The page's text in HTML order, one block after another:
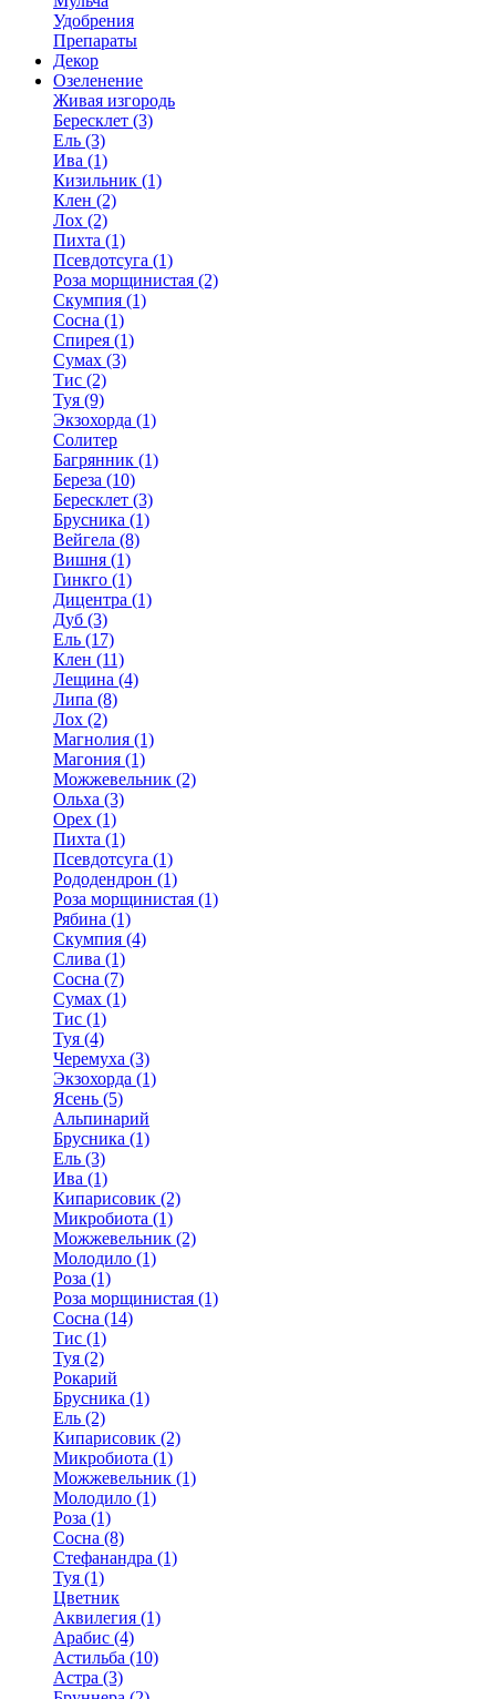
Удобрения
Препараты
Декор
Озеленение
Живая изгородь
Бересклет (3)
Ель (3)
Ива (1)
Кизильник (1)
Клен (2)
Лох (2)
Пихта (1)
Псевдотсуга (1)
Роза морщинистая (2)
Скумпия (1)
Сосна (1)
Спирея (1)
Сумах (3)
Тис (2)
Туя (9)
Экзохорда (1)
Солитер
Багрянник (1)
Береза (10)
Бересклет (3)
Брусника (1)
Вейгела (8)
Вишня (1)
Гинкго (1)
Дицентра (1)
Дуб (3)
Ель (17)
Клен (11)
Лещина (4)
Липа (8)
Лох (2)
Магнолия (1)
Магония (1)
Можжевельник (2)
Ольха (3)
Орех (1)
Пихта (1)
Псевдотсуга (1)
Рододендрон (1)
Роза морщинистая (1)
Рябина (1)
Скумпия (4)
Слива (1)
Сосна (7)
Сумах (1)
Тис (1)
Туя (4)
Черемуха (3)
Экзохорда (1)
Ясень (5)
Альпинарий
Брусника (1)
Ель (3)
Ива (1)
Кипарисовик (2)
Микробиота (1)
Можжевельник (2)
Молодило (1)
Роза (1)
Роза морщинистая (1)
Сосна (14)
Тис (1)
Туя (2)
Рокарий
Брусника (1)
Ель (2)
Кипарисовик (2)
Микробиота (1)
Можжевельник (1)
Молодило (1)
Роза (1)
Сосна (8)
Стефанандра (1)
Туя (1)
Цветник
Аквилегия (1)
Арабис (4)
Астильба (10)
Астра (3)